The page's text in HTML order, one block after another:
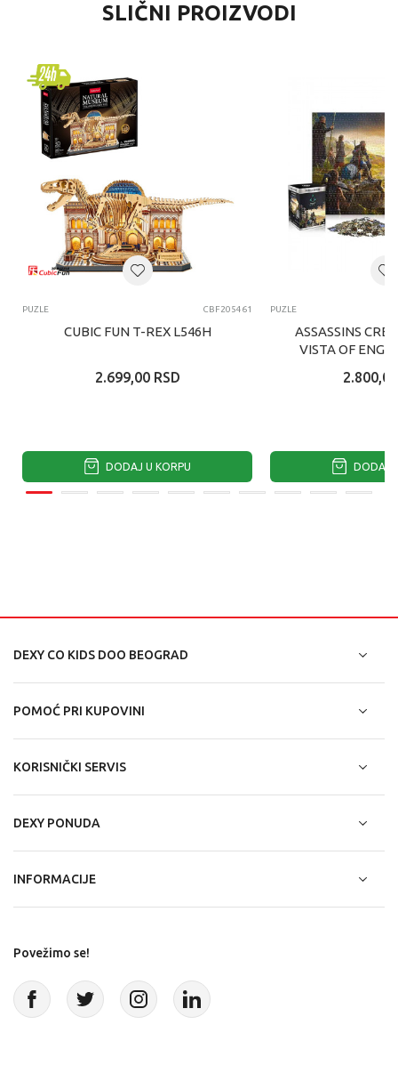
SLIČNI PROIZVODI
PUZLE CBF205461
CUBIC FUN T-REX L546H
2.699,00 RSD
DODAJ U KORPU
PUZLE
ASSASSINS
VISTA OF
2.800,00
DODAJ
DEXY CO KIDS DOO BEOGRAD
POMOĆ PRI KUPOVINI
KORISNIČKI SERVIS
DEXY PONUDA
INFORMACIJE
Povežimo se!